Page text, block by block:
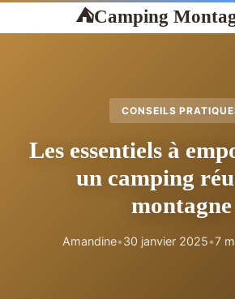
⛺Camping
CONSEILS
Les essentiels à
un camping
montagne
Amandine•30 janvier 2025•7